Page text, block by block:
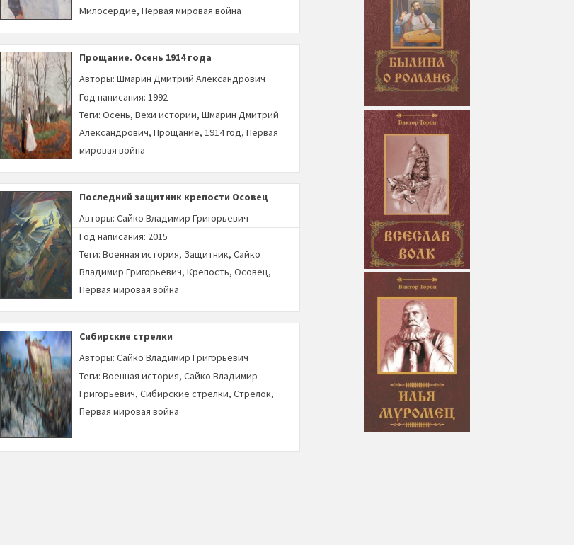
Милосердие, Первая мировая война
Прощание. Осень 1914 года
Авторы: Шмарин Дмитрий Александрович
Год написания: 1992
Теги: Осень, Вехи истории, Шмарин Дмитрий
Александрович, Прощание, 1914 год, Первая
мировая война
Последний защитник крепости Осовец
Авторы: Сайко Владимир Григорьевич
Год написания: 2015
Теги: Военная история, Защитник, Сайко
Владимир Григорьевич, Крепость, Осовец,
Первая мировая война
Сибирские стрелки
Авторы: Сайко Владимир Григорьевич
Теги: Военная история, Сайко Владимир
Григорьевич, Сибирские стрелки, Стрелок,
Первая мировая война